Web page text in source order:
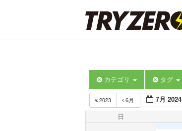
カテゴリ タグ
2023 6月 7月 2024
日